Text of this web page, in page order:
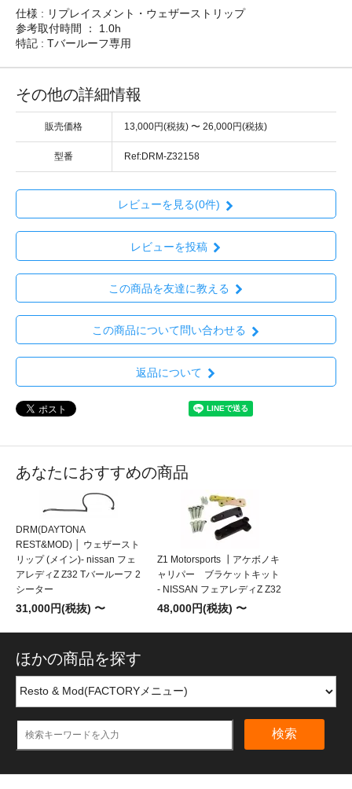
仕様 : リプレイスメント・ウェザーストリップ
参考取付時間 ： 1.0h
特記 : Tバールーフ専用
その他の詳細情報
販売価格 13,000円(税抜) 〜 26,000円(税抜)
型番 Ref:DRM-Z32158
レビューを見る(0件)
レビューを投稿
この商品を友達に教える
この商品について問い合わせる
返品について
あなたにおすすめの商品
DRM(DAYTONA
REST&MOD) │ ウェザースト
リップ (メイン)- nissan フェ
アレディZ Z32 Tバールーフ 2
シーター
31,000円(税抜) 〜
Z1 Motorsports ┃アケボノキ
ャリパー ブラケットキット
- NISSAN フェアレディZ Z32
48,000円(税抜) 〜
ほかの商品を探す
検索